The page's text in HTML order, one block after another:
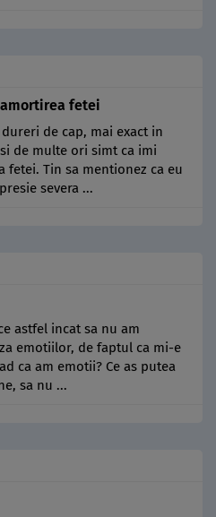
fetei
de cap, mai exact in
de multe ori simt ca imi
fetei. Tin sa mentionez ca eu
severa ...
astfel incat sa nu am
emotiilor, de faptul ca mi-e
ca am emotii? Ce as putea
sa nu ...